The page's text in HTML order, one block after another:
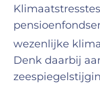
wezenlijke
Denk daarbij